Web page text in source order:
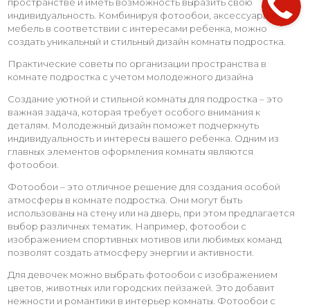
индивидуальность. Комбинируя фотообои, аксессуары и
мебель в соответствии с интересами ребенка, можно
создать уникальный и стильный дизайн комнаты подростка.
Практические советы по организации пространства в
комнате подростка с учетом молодежного дизайна
Создание уютной и стильной комнаты для подростка – это
важная задача, которая требует особого внимания к
деталям. Молодежный дизайн поможет подчеркнуть
индивидуальность и интересы вашего ребенка. Одним из
главных элементов оформления комнаты являются
фотообои.
Фотообои – это отличное решение для создания особой
атмосферы в комнате подростка. Они могут быть
использованы на стену или на дверь, при этом предлагается
выбор различных тематик. Например, фотообои с
изображением спортивных мотивов или любимых команд
позволят создать атмосферу энергии и активности.
Для девочек можно выбрать фотообои с изображением
цветов, животных или городских пейзажей. Это добавит
нежности и романтики в интерьер комнаты. Фотообои с